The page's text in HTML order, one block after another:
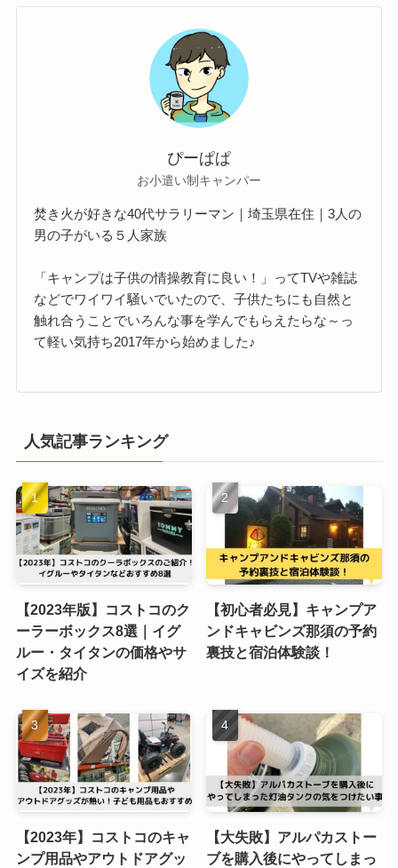
ぴーぱぱ
お小遣い制キャンパー
焚き火が好きな40代サラリーマン｜埼玉県在住｜3人の
男の子がいる５人家族
「キャンプは子供の情操教育に良い！」ってTVや雑誌
などでワイワイ騒いでいたので、子供たちにも自然と
触れ合うことでいろんな事を学んでもらえたらな～っ
て軽い気持ち2017年から始めました♪
人気記事ランキング
【2023年版】コストコのク
ーラーボックス8選｜イグ
ルー・タイタンの価格やサ
イズを紹介
【初心者必見】キャンプア
ンドキャビンズ那須の予約
裏技と宿泊体験談！
【2023年】コストコのキャ
ンプ用品やアウトドアグッ
【大失敗】アルパカストー
ブを購入後にやってしまっ